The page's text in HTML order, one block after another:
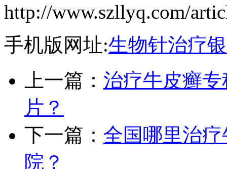
http://www.szllyq.com/
手机版网址:生物针治疗
上一篇： 治疗牛皮癣
片？
下一篇： 全国哪里治
院？